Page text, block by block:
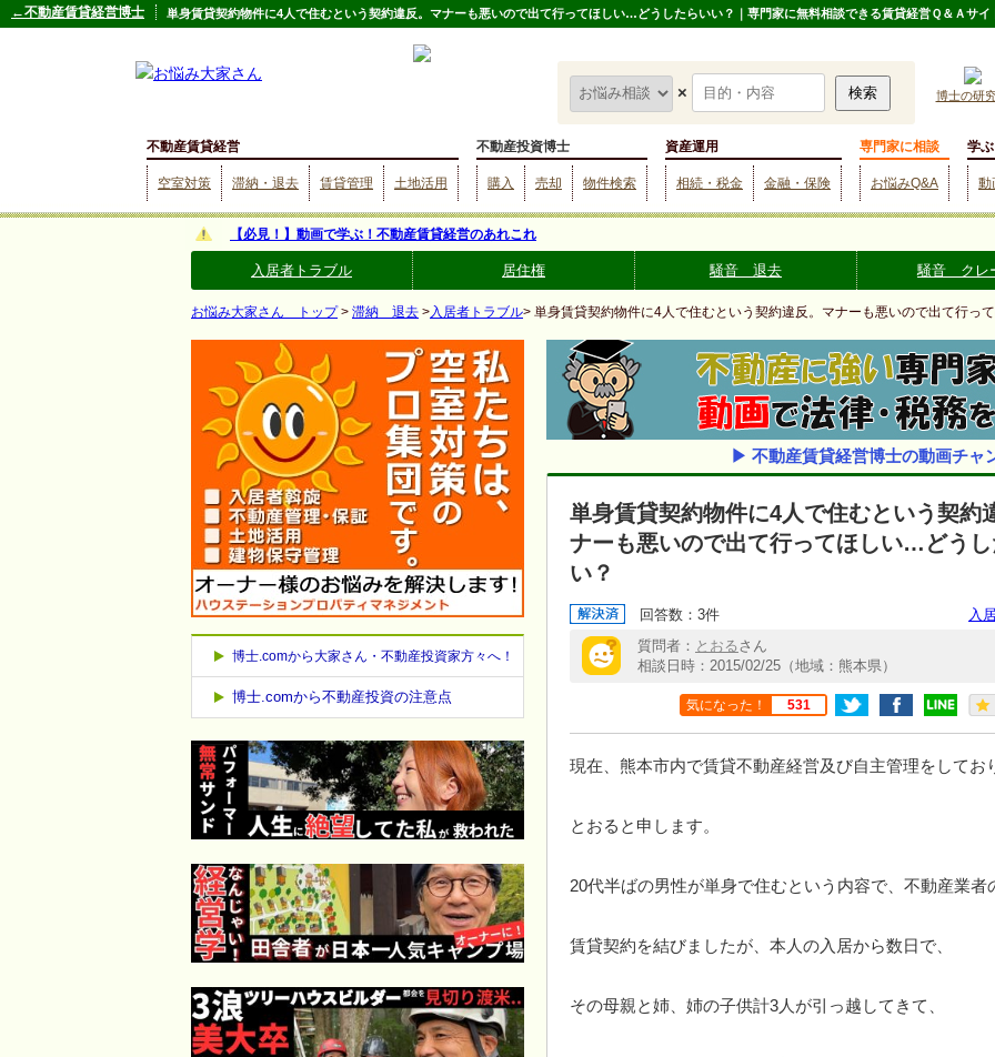
単身賃貸契約物件に4人で住むという契約違反。マナーも悪いので出て行ってほしい…どうしたらいい？｜専門家に無料相談できる賃貸経営Ｑ＆Ａサイ
×
博士の研
不動産賃貸経営
空室対策 滞納・退去 賃貸管理 土地活用
不動産投資博士
購入 売却 物件検索
資産運用
相続・税金 金融・保険
専門家に相談
お悩みQ&A
学ぶ
動
←不動産賃貸経営博士
【必見！】動画で学ぶ！不動産賃貸経営のあれこれ
入居者トラブル 居住権 騒音 退去 騒音 クレ
お悩み大家さん トップ> 滞納 退去 >入居者トラブル> 単身賃貸契約物件に4人で住むという契約違反。マナーも悪いので出て行っ
▶ 不動産賃貸経営博士の動画チャ
単身賃貸契約物件に4人で住むという契約
ナーも悪いので出て行ってほしい…どう
い？
回答数：3件
入
質問者： とおるさん
相談日時：2015/02/25（地域：熊本県）
気になった！ 531
現在、熊本市内で賃貸不動産経営及び自主管理をしてお
とおると申します。
20代半ばの男性が単身で住むという内容で、不動産業者
賃貸契約を結びましたが、本人の入居から数日で、
その母親と姉、姉の子供計3人が引っ越してきて、
博士.comから大家さん・不動産投資家方々へ！
博士.comから不動産投資の注意点